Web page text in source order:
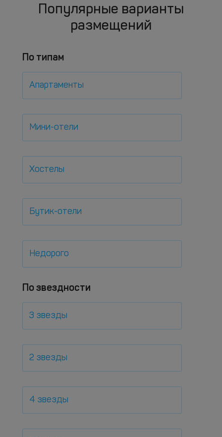
Популярные варианты
размещений
По типам
Апартаменты
Мини-отели
Хостелы
Бутик-отели
Недорого
По звездности
3 звезды
2 звезды
4 звезды